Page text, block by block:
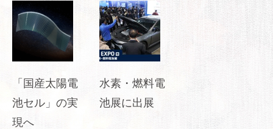
「国産太陽電
池セル」の実
現へ
水素・燃料電
池展に出展